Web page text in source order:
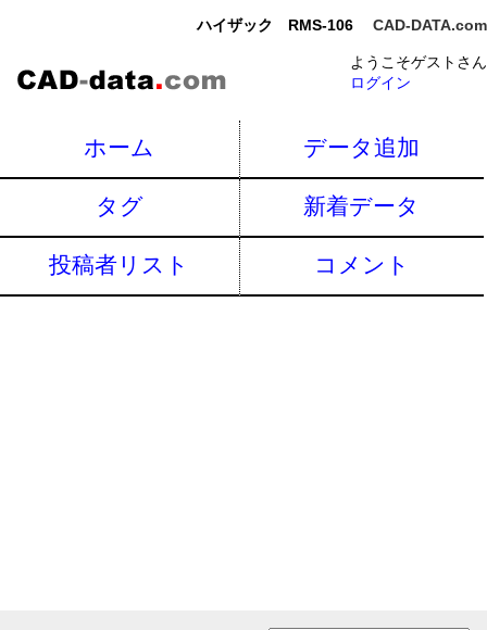
ハイザック RMS-106 CAD-DATA.com
ようこそゲストさん
ログイン
ホーム データ追加
タグ 新着データ
投稿者リスト コメント